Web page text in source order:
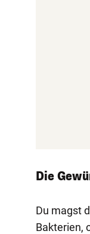
Die
Du magst
Bakterien,